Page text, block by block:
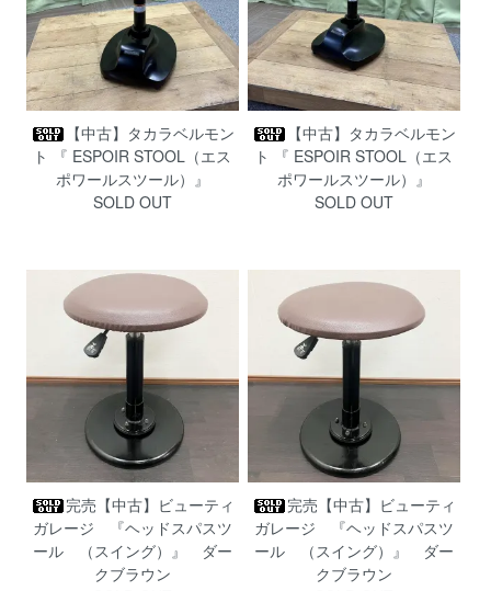
【中古】タカラベルモン
ト 『 ESPOIR STOOL（エス
ポワールスツール）』
SOLD OUT
【中古】タカラベルモン
ト 『 ESPOIR STOOL（エス
ポワールスツール）』
SOLD OUT
完売【中古】ビューティ
ガレージ 『ヘッドスパスツ
ール （スイング）』 ダー
クブラウン
完売【中古】ビューティ
ガレージ 『ヘッドスパスツ
ール （スイング）』 ダー
クブラウン